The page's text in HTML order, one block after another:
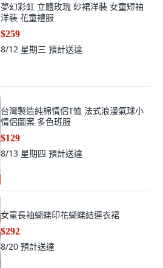
夢幻彩虹 立體玫瑰 紗裙洋裝 女童短袖
洋裝 花童禮服
$259
8/12 星期三 預計送達
台灣製造純棉情侶T恤 法式浪漫氣球小
情侶圖案 多色班服
$129
8/13 星期四 預計送達
女童長袖蝴蝶印花蝴蝶結連衣裙
$292
8/20 預計送達